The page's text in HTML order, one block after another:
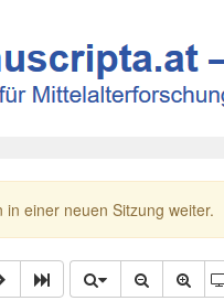
einer neuen Sitzung weiter.